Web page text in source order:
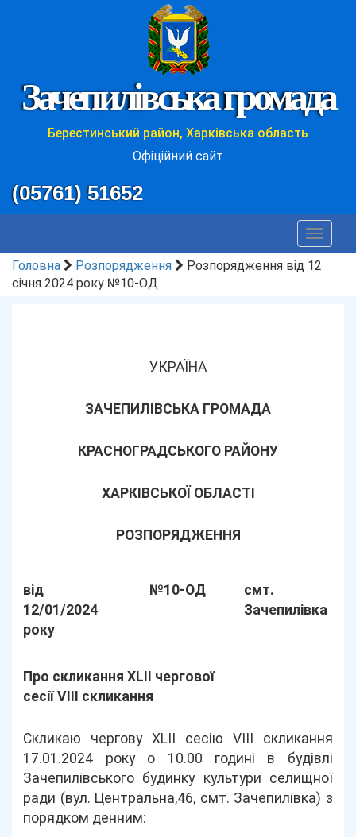
Зачепилівська громада
Берестинський район, Харківська область
Офіційний сайт
(05761) 51652
Toggle
Головна
Розпорядження
Розпорядження від 12
січня 2024 року №10-ОД
УКРАЇНА
ЗАЧЕПИЛІВСЬКА ГРОМАДА
КРАСНОГРАДСЬКОГО РАЙОНУ
ХАРКІВСЬКОЇ ОБЛАСТІ
РОЗПОРЯДЖЕННЯ
від
12/01/2024
року
№10-ОД
смт.
Зачепилівка
Про скликання ХLІІ чергової
сесії VIІІ скликання
Скликаю чергову ХLІІ сесію VIІІ скликання
17.01.2024 року о 10.00 годині в будівлі
Зачепилівського будинку культури селищної
ради (вул. Центральна,46, смт. Зачепилівка) з
порядком денним: